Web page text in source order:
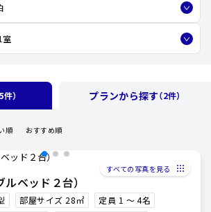
件） プランから探す（2件）
順 おすすめ順
すべての写真を見る
ルベッド２台）
部屋サイズ 28㎡
定員 1 〜 4名